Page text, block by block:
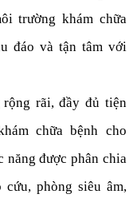
trường khám chữa
đáo và tận tâm với
rộng rãi, đầy đủ tiện
chữa bệnh cho
năng được phân chia
phòng siêu âm,